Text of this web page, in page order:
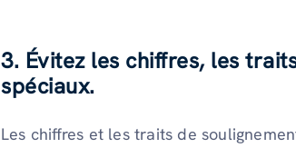
3. Évitez les chiffres, les
spéciaux.
Les chiffres et les traits de